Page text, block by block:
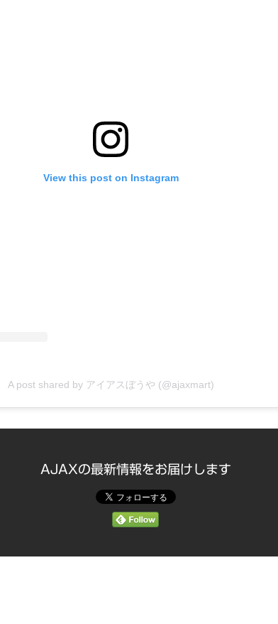
View this post on Instagram
A post shared by アイアスぼうや (@ajaxmart)
AJAXの最新情報をお届けします